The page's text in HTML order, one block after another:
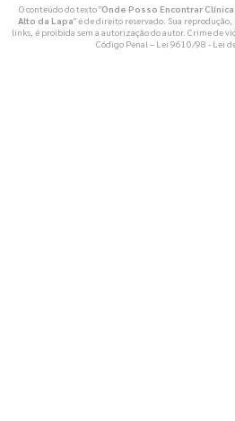
O conteúdo do texto "Onde Posso Encontrar
Alto da Lapa" é de direito reservado. Sua
links, é proibida sem a autorização do autor. Crime de
Código Penal – Lei 9610/98 - Lei